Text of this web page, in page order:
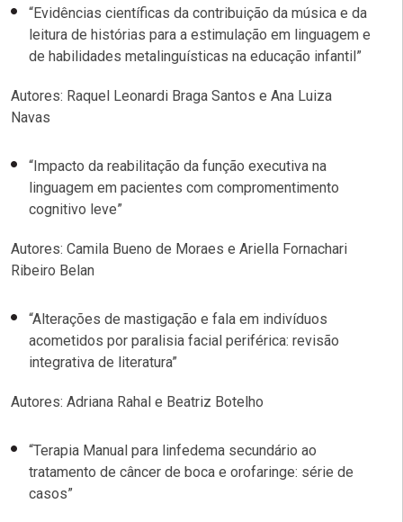
“Evidências científicas da contribuição da música e da
leitura de histórias para a estimulação em linguagem e
de habilidades metalinguísticas na educação infantil”
Autores: Raquel Leonardi Braga Santos e Ana Luiza
Navas
“Impacto da reabilitação da função executiva na
linguagem em pacientes com compromentimento
cognitivo leve”
Autores: Camila Bueno de Moraes e Ariella Fornachari
Ribeiro Belan
“Alterações de mastigação e fala em indivíduos
acometidos por paralisia facial periférica: revisão
integrativa de literatura”
Autores: Adriana Rahal e Beatriz Botelho
“Terapia Manual para linfedema secundário ao
tratamento de câncer de boca e orofaringe: série de
casos”